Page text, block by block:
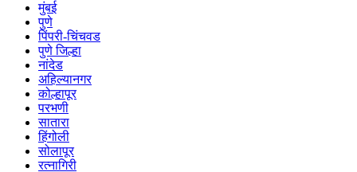
मुंबई
पुणे
पिंपरी-चिंचवड
पुणे जिल्हा
नांदेड
अहिल्यानगर
कोल्हापूर
परभणी
सातारा
हिंगोली
सोलापूर
रत्नागिरी